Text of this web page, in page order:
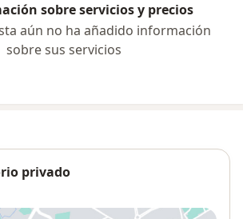
sobre servicios y precios
aún no ha añadido información
sobre sus servicios
privado